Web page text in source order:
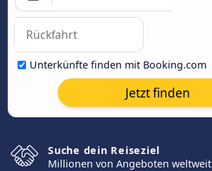
Unterkünfte finden mit Booking.com
Jetzt finden
Suche dein Reiseziel
Millionen von Angeboten weltweit